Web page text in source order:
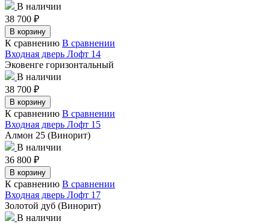
В наличии
38 700 ₽
В корзину
К сравнению В сравнении
Входная дверь Лофт 14
Эковенге горизонтальный
В наличии
38 700 ₽
В корзину
К сравнению В сравнении
Входная дверь Лофт 15
Алмон 25 (Винорит)
В наличии
36 800 ₽
В корзину
К сравнению В сравнении
Входная дверь Лофт 17
Золотой дуб (Винорит)
В наличии